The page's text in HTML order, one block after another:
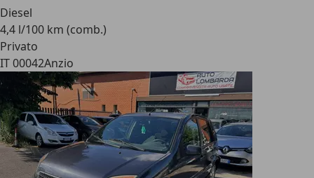
Diesel
4,4 l/100 km (comb.)
Privato
IT 00042Anzio